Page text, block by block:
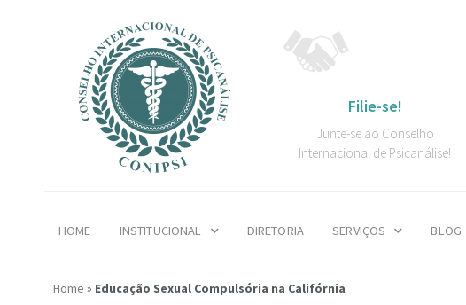
Filie-se!
Junte-se ao Conselho
Internacional de Psicanálise!
HOME INSTITUCIONAL DIRETORIA SERVIÇOS BLOG
Home » Educação Sexual Compulsória na Califórnia